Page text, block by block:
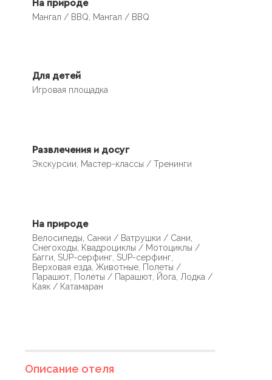
На природе
Мангал / BBQ, Мангал / BBQ
Для детей
Игровая площадка
Развлечения и досуг
Экскурсии, Мастер-классы / Тренинги
На природе
Велосипеды, Санки / Ватрушки / Сани,
Снегоходы, Квадроциклы / Мотоциклы /
Багги, SUP-серфинг, SUP-серфинг,
Верховая езда, Животные, Полеты /
Парашют, Полеты / Парашют, Йога, Лодка /
Каяк / Катамаран
Описание отеля